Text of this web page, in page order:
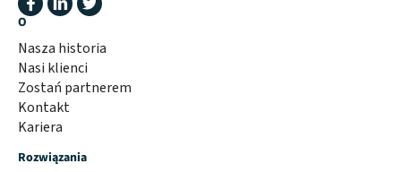
O
Nasza historia
Nasi klienci
Zostań partnerem
Kontakt
Kariera
Rozwiązania